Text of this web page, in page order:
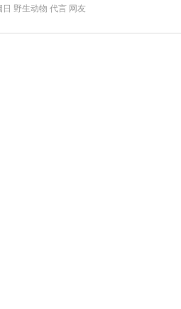
野生动物 代言 网友